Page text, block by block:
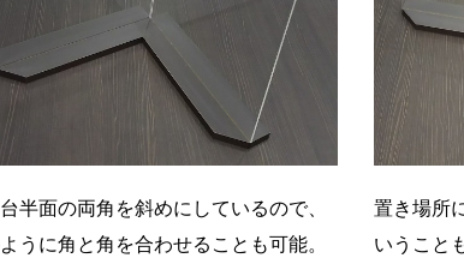
半面の両角を斜めにしているので、
うに角と角を合わせることも可能。
置き場所
いうこと